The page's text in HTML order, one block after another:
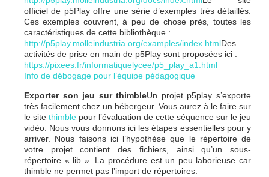
officiel de p5Play offre une série d’exemples très détaillés.
Ces exemples couvrent, à peu de chose près, toutes les
caractéristiques de cette bibliothèque :
http://p5play.molleindustria.org/examples/index.htmlDes
activités de prise en main de p5Play sont proposées ici :
https://pixees.fr/informatiquelycee/p5_play_a1.html
Info de débogage pour l’équipe pédagogique
Exporter son jeu sur thimbleUn projet p5play s’exporte
très facilement chez un hébergeur. Vous aurez à le faire sur
le site thimble pour l’évaluation de cette séquence sur le jeu
vidéo. Nous vous donnons ici les étapes essentielles pour y
arriver. Nous faisons ici l’hypothèse que le répertoire de
votre projet contient des fichiers, ainsi qu’un sous-
répertoire « lib ». La procédure est un peu laborieuse car
thimble ne permet pas l’import de répertoires.